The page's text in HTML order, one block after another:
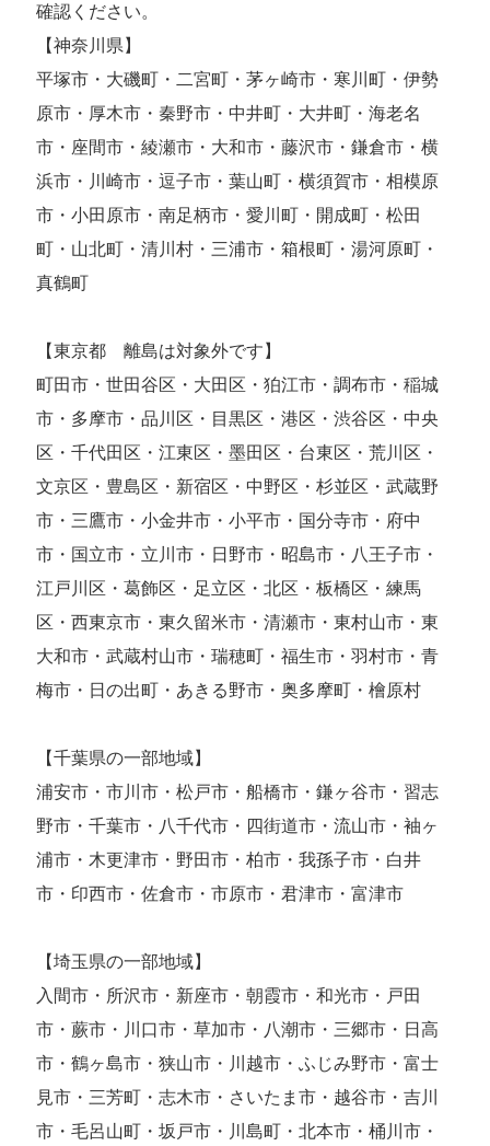
確認ください。
【神奈川県】
平塚市・大磯町・二宮町・茅ヶ崎市・寒川町・伊勢
原市・厚木市・秦野市・中井町・大井町・海老名
市・座間市・綾瀬市・大和市・藤沢市・鎌倉市・横
浜市・川崎市・逗子市・葉山町・横須賀市・相模原
市・小田原市・南足柄市・愛川町・開成町・松田
町・山北町・清川村・三浦市・箱根町・湯河原町・
真鶴町
【東京都 離島は対象外です】
町田市・世田谷区・大田区・狛江市・調布市・稲城
市・多摩市・品川区・目黒区・港区・渋谷区・中央
区・千代田区・江東区・墨田区・台東区・荒川区・
文京区・豊島区・新宿区・中野区・杉並区・武蔵野
市・三鷹市・小金井市・小平市・国分寺市・府中
市・国立市・立川市・日野市・昭島市・八王子市・
江戸川区・葛飾区・足立区・北区・板橋区・練馬
区・西東京市・東久留米市・清瀬市・東村山市・東
大和市・武蔵村山市・瑞穂町・福生市・羽村市・青
梅市・日の出町・あきる野市・奥多摩町・檜原村
【千葉県の一部地域】
浦安市・市川市・松戸市・船橋市・鎌ヶ谷市・習志
野市・千葉市・八千代市・四街道市・流山市・袖ヶ
浦市・木更津市・野田市・柏市・我孫子市・白井
市・印西市・佐倉市・市原市・君津市・富津市
【埼玉県の一部地域】
入間市・所沢市・新座市・朝霞市・和光市・戸田
市・蕨市・川口市・草加市・八潮市・三郷市・日高
市・鶴ヶ島市・狭山市・川越市・ふじみ野市・富士
見市・三芳町・志木市・さいたま市・越谷市・吉川
市・毛呂山町・坂戸市・川島町・北本市・桶川市・